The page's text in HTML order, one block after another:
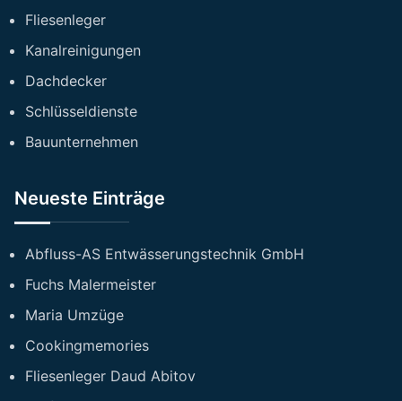
Fliesenleger
Kanalreinigungen
Dachdecker
Schlüsseldienste
Bauunternehmen
Neueste Einträge
Abfluss-AS Entwässerungstechnik GmbH
Fuchs Malermeister
Maria Umzüge
Cookingmemories
Fliesenleger Daud Abitov